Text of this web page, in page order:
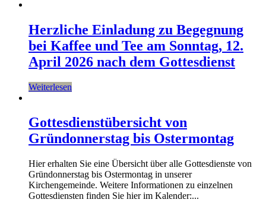
Herzliche Einladung zu Begegnung
bei Kaffee und Tee am Sonntag, 12.
April 2026 nach dem Gottesdienst
Weiterlesen
Gottesdienstübersicht von
Gründonnerstag bis Ostermontag
Hier erhalten Sie eine Übersicht über alle Gottesdienste von
Gründonnerstag bis Ostermontag in unserer
Kirchengemeinde. Weitere Informationen zu einzelnen
Gottesdiensten finden Sie hier im Kalender:...